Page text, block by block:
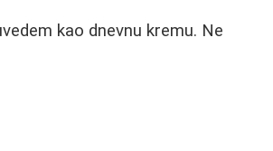
kao dnevnu kremu. Ne